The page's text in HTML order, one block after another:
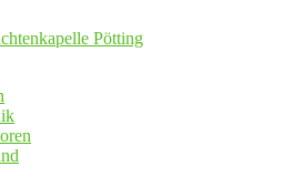
Pötting